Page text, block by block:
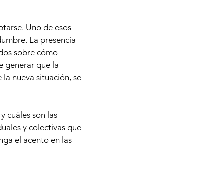
Uno de esos
La presencia
sobre cómo
generar que la
nueva situación, se
cuáles son las
y colectivas que
el acento en las